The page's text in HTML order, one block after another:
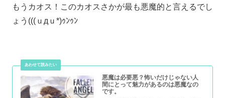
もうカオス！このカオスさかが最も悪魔的と言えるでし
ょう(((ｕдｕ*)ｩﾝｩﾝ
悪魔は必要悪？怖いだけじゃない人
間にとって魅力があるのは悪魔なの
です。